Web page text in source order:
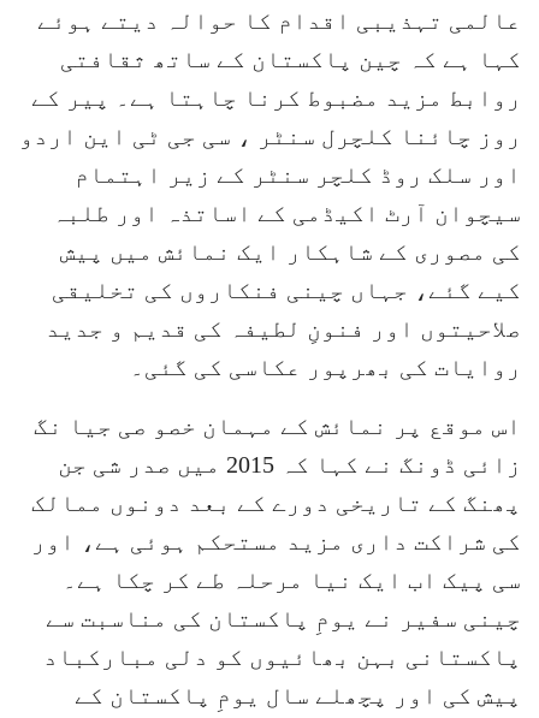
عالمی تہذیبی اقدام کا حوالہ دیتے ہوئے
کہا ہے کہ چین پاکستان کے ساتھ ثقافتی
روابط مزید مضبوط کرنا چاہتا ہے۔ پیر کے
روز چائنا کلچرل سنٹر ، سی جی ٹی این اردو
اور سلک روڈ کلچر سنٹر کے زیر اہتمام
سیچوان آرٹ اکیڈمی کے اساتذہ اور طلبہ
کی مصوری کے شاہکار ایک نمائش میں پیش
کیے گئے، جہاں چینی فنکاروں کی تخلیقی
صلاحیتوں اور فنونِ لطیفہ کی قدیم و جدید
روایات کی بھرپور عکاسی کی گئی۔
اس موقع پر نمائش کے مہمان خصو صی جیا نگ
زائی ڈونگ نے کہا کہ 2015 میں صدر شی جن
پھنگ کے تاریخی دورے کے بعد دونوں ممالک
کی شراکت داری مزید مستحکم ہوئی ہے، اور
سی پیک اب ایک نیا مرحلہ طے کر چکا ہے۔
چینی سفیر نے یومِ پاکستان کی مناسبت سے
پاکستانی بہن بھائیوں کو دلی مبارکباد
پیش کی اور پچھلے سال یومِ پاکستان کے